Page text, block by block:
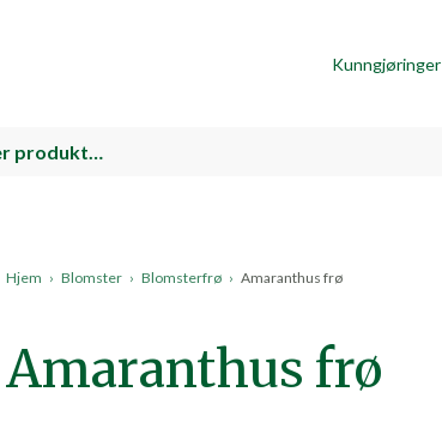
Kunngjøringer
Hjem › Blomster › Blomsterfrø › Amaranthus frø
Amaranthus frø